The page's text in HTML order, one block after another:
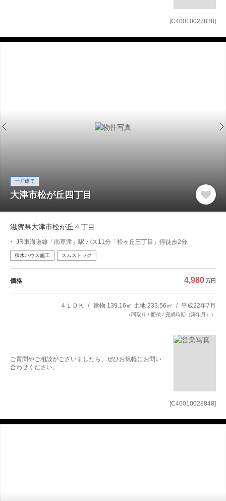
[C40010027838]
[C40010028848]
一戸建て
大津市松が丘四丁目
滋賀県大津市松が丘４丁目
JR東海道線「南草津」駅 バス11分「松ヶ丘三丁目」停徒歩2分
積水ハウス施工 スムストック
価格 4,980 万円
４ＬＤＫ 建物 139.16㎡ 土地 233.56㎡ 平成22年7月
（間取り / 面積 / 完成時期（築年月））
ご質問やご相談がございましたら、ぜひお気軽にお問い
合わせください。